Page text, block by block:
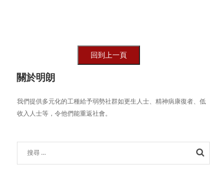
關於明朗
我們提供多元化的工種給予弱勢社群如更生人士、精神病康復者、低
收入人士等，令他們能重返社會。